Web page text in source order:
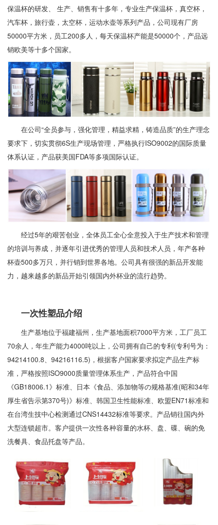
保温杯的研发、 生产、销售有十多年，专业生产保温杯，真空杯，
汽车杯，旅行壶，太空杯，运动水壶等系列产品，公司现有厂房
50000平方米，员工200多人，每天保温杯产能是50000个，产品远
销欧美等十多个国家。
在公司“全员参与，强化管理，精益求精，铸造品质”的生产理念
要求下，切实贯彻6S生产现场管理，严格执行ISO9002的国际质量
体系认证，产品获美国FDA等多项国际认证。
经过5年的艰苦创业，全体员工全心全意投入于生产技术和管理
的培训与养成，并逐年引进优秀的管理人员和技术人员，年产各种
杯壶500多万只，并行销到世界各地。公司具有很强的新品开发能
力，越来越多的新品开始引领国内外杯业的流行趋势。
一次性塑品介绍
生产基地位于福建福州，生产基地面积7000平方米，工厂员工
70余人，年生产能力4000吨以上，公司拥有自己的专利(专利号为：
94214100.8、94216116.5)，根据客户国家要求拟定产品生产标
准，严格按照ISO9000质量管理体系生产，产品符合中国
《GB18006.1》标准、日本《食品、添加物等の规格基准(昭和34年
厚生省告示第370号)》标准、韩国卫生性能标准、欧盟EN71标准和
在台湾生技中心检测通过CNS14432标准等要求。产品销往国内外
大型连锁超市。客户提供一次性各种容量的水杯、盘、碟、碗的免
洗餐具、食品托盘等产品。